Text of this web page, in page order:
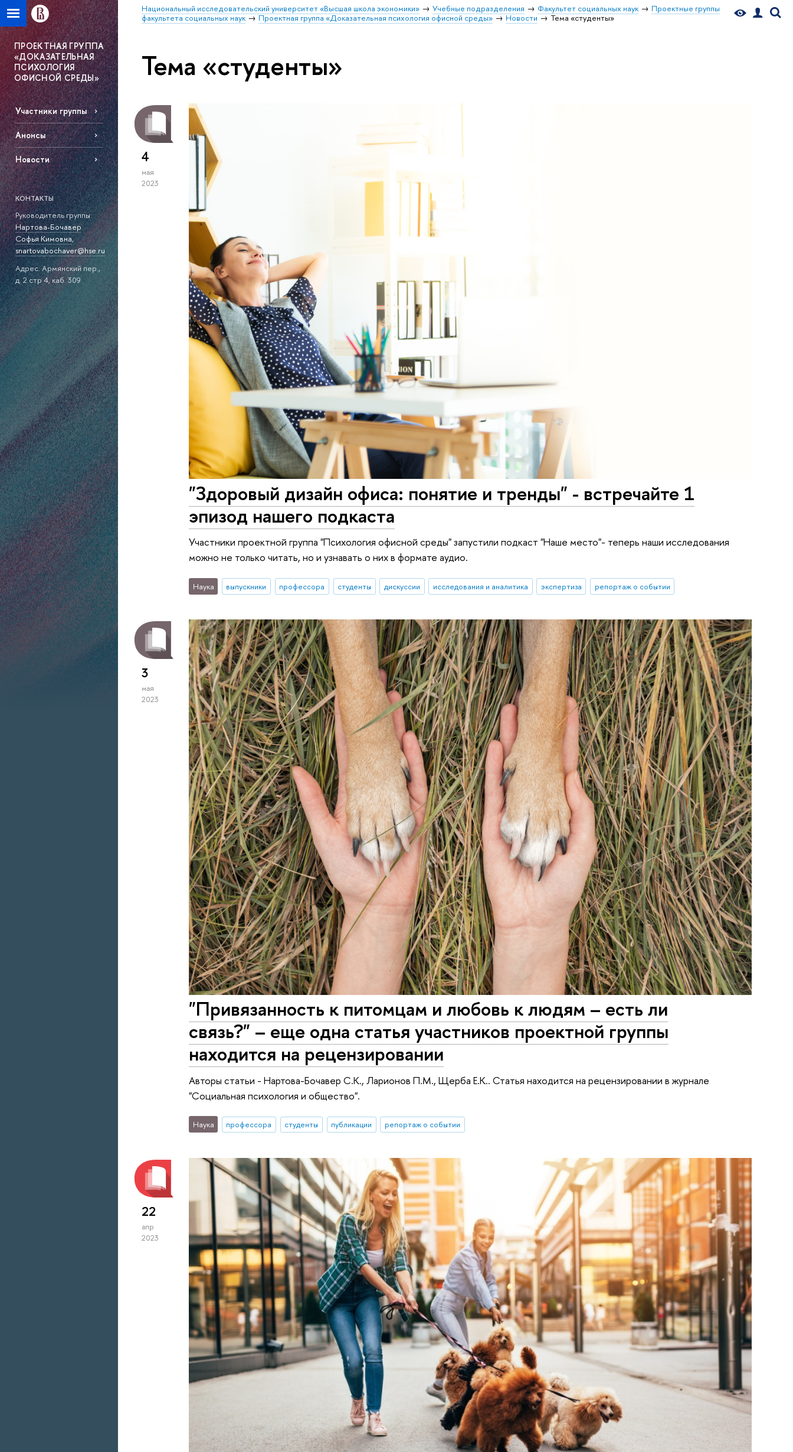
Национальный исследовательский университет «Высшая школа экономики» Учебные подразделения Факультет социальных наук
Проектные группы
факультета социальных наук
Проектная группа «Доказательная психология офисной среды» Новости Тема «студенты»
ПРОЕКТНАЯ ГРУППА
«ДОКАЗАТЕЛЬНАЯ
ПСИХОЛОГИЯ
ОФИСНОЙ СРЕДЫ»
Участники группы
Анонсы
Новости
КОНТАКТЫ
Руководитель группы:
Нартова-Бочавер
Софья Кимовна,
snartovabochaver@hse.ru
Адрес: Армянский пер.,
д. 2 стр 4, каб. 309
Тема «студенты»
4
мая
2023
"Здоровый дизайн офиса: понятие и тренды" - встречайте 1
эпизод нашего подкаста
Участники проектной группа "Психология офисной среды" запустили подкаст "Наше место"- теперь наши исследования
можно не только читать, но и узнавать о них в формате аудио.
Наука выпускники профессора студенты дискуссии исследования и аналитика экспертиза репортаж о событии
3
мая
2023
"Привязанность к питомцам и любовь к людям – есть ли
связь?" – еще одна статья участников проектной группы
находится на рецензировании
Авторы статьи - Нартова-Бочавер С.К., Ларионов П.М., Щерба Е.К.. Статья находится на рецензировании в журнале
"Социальная психология и общество".
Наука профессора студенты публикации репортаж о событии
22
апр
2023